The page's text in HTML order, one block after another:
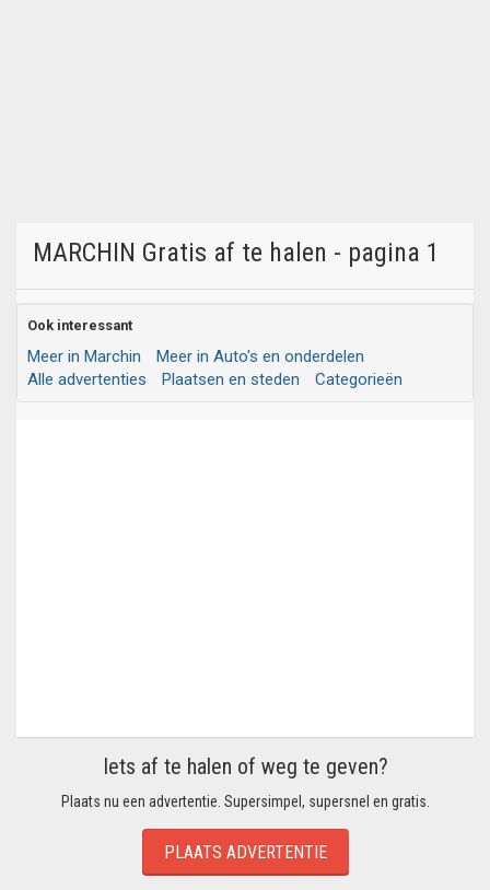
MARCHIN Gratis af te halen - pagina 1
Ook interessant
Meer in Marchin
Meer in Auto's en onderdelen
Alle advertenties
Plaatsen en steden Categorieën
Iets af te halen of weg te geven?
Plaats nu een advertentie. Supersimpel, supersnel en gratis.
PLAATS ADVERTENTIE